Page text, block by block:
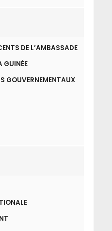
DE L’AMBASSADE
GUINÉE
GOUVERNEMENTAUX